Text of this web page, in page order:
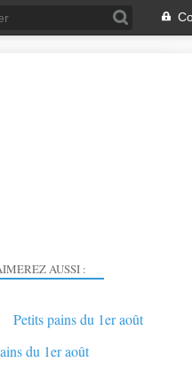
AUSSI :
Petits pains du 1er août